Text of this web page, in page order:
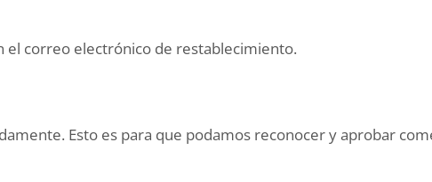
el correo electrónico de restablecimiento.
Esto es para que podamos reconocer y aprobar